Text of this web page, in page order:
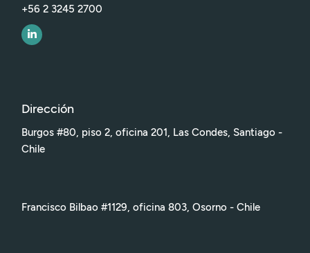
+56 2 3245 2700
Dirección
Burgos #80, piso 2, oficina 201, Las Condes, Santiago -
Chile
Francisco Bilbao #1129, oficina 803, Osorno - Chile